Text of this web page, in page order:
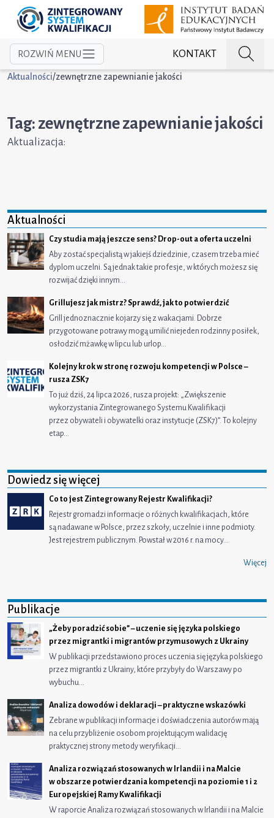
KONTAKT
ROZWIŃ MENU
Aktualności/zewnętrzne zapewnianie jakości
Tag: zewnętrzne zapewnianie jakości
Aktualizacja:
Aktualności
Czy studia mają jeszcze sens? Drop-out a oferta uczelni
Aby zostać specjalistą w jakiejś dziedzinie, czasem trzeba mieć
dyplom uczelni. Są jednak takie profesje, w których możesz się
rozwijać dzięki innym…
Grillujesz jak mistrz? Sprawdź, jak to potwierdzić
Grill jednoznacznie kojarzy się z wakacjami. Dobrze
przygotowane potrawy mogą umilić niejeden rodzinny posiłek,
osłodzić mżawkę w lipcu lub urlop…
Kolejny krok w stronę rozwoju kompetencji w Polsce –
rusza ZSK7
To już dziś, 24 lipca 2026, rusza projekt: „Zwiększenie
wykorzystania Zintegrowanego Systemu Kwalifikacji
przez obywateli i obywatelki oraz instytucje (ZSK7)”. To kolejny
etap…
Dowiedz się więcej
Co to jest Zintegrowany Rejestr Kwalifikacji?
Rejestr gromadzi informacje o różnych kwalifikacjach, które
są nadawane w Polsce, przez szkoły, uczelnie i inne podmioty.
Jest rejestrem publicznym. Powstał w 2016 r. na mocy…
Więcej
Publikacje
„Żeby poradzić sobie” – uczenie się języka polskiego
przez migrantki i migrantów przymusowych z Ukrainy
W publikacji przedstawiono proces uczenia się języka polskiego
przez migrantki z Ukrainy, które przybyły do Warszawy po
wybuchu…
Analiza dowodów i deklaracji – praktyczne wskazówki
Zebrane w publikacji informacje i doświadczenia autorów mają
na celu przybliżenie osobom projektującym walidację
praktycznej strony metody weryfikacji…
Analiza rozwiązań stosowanych w Irlandii i na Malcie
w obszarze potwierdzania kompetencji na poziomie 1 i 2
Europejskiej Ramy Kwalifikacji
W raporcie Analiza rozwiązań stosowanych w Irlandii i na Malcie